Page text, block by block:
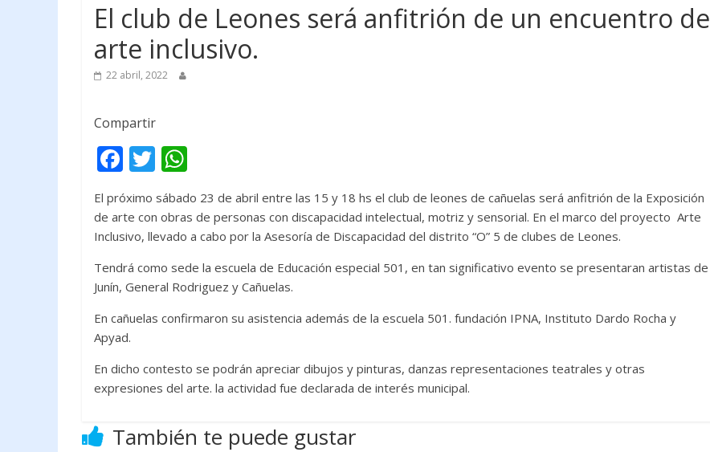
El club de Leones será anfitrión de un encuentro de
arte inclusivo.
22 abril, 2022
Compartir
F
ac
e
b
o
o
k
T
w
itt
er
h
at
s
A
p
p
El próximo sábado 23 de abril entre las 15 y 18 hs el club de leones de cañuelas será anfitrión de la Exposición
de arte con obras de personas con discapacidad intelectual, motriz y sensorial. En el marco del proyecto Arte
Inclusivo, llevado a cabo por la Asesoría de Discapacidad del distrito “O” 5 de clubes de Leones.
Tendrá como sede la escuela de Educación especial 501, en tan significativo evento se presentaran artistas de
Junín, General Rodriguez y Cañuelas.
En cañuelas confirmaron su asistencia además de la escuela 501. fundación IPNA, Instituto Dardo Rocha y
Apyad.
En dicho contesto se podrán apreciar dibujos y pinturas, danzas representaciones teatrales y otras
expresiones del arte. la actividad fue declarada de interés municipal.
También te puede gustar